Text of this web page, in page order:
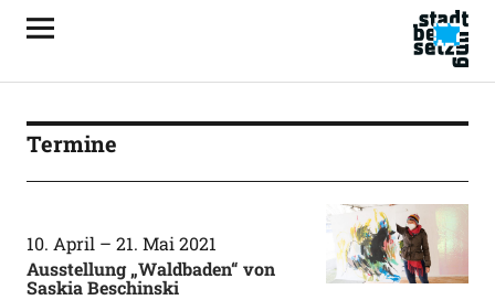
Termine
10. April – 21. Mai 2021
Ausstellung „Waldbaden“ von
Saskia Beschinski